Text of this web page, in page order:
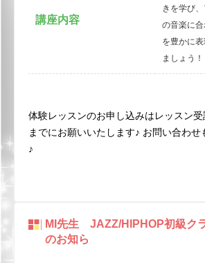
講座内容
きを学び
の音楽に
を豊かに
ましょう！
体験レッスンのお申し込みはレッスン
までにお願いいたします♪ お問い合わせ
♪
MI先生 JAZZ/HIPHOP初級ク
のお知ら